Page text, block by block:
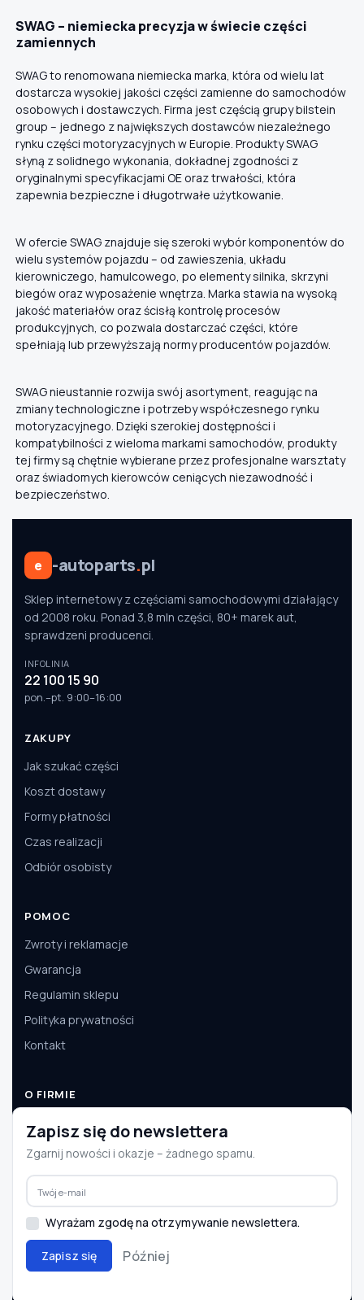
SWAG – niemiecka precyzja w świecie części
zamiennych
SWAG to renomowana niemiecka marka, która od wielu lat
dostarcza wysokiej jakości części zamienne do samochodów
osobowych i dostawczych. Firma jest częścią grupy bilstein
group – jednego z największych dostawców niezależnego
rynku części motoryzacyjnych w Europie. Produkty SWAG
słyną z solidnego wykonania, dokładnej zgodności z
oryginalnymi specyfikacjami OE oraz trwałości, która
zapewnia bezpieczne i długotrwałe użytkowanie.
W ofercie SWAG znajduje się szeroki wybór komponentów do
wielu systemów pojazdu – od zawieszenia, układu
kierowniczego, hamulcowego, po elementy silnika, skrzyni
biegów oraz wyposażenie wnętrza. Marka stawia na wysoką
jakość materiałów oraz ścisłą kontrolę procesów
produkcyjnych, co pozwala dostarczać części, które
spełniają lub przewyższają normy producentów pojazdów.
SWAG nieustannie rozwija swój asortyment, reagując na
zmiany technologiczne i potrzeby współczesnego rynku
motoryzacyjnego. Dzięki szerokiej dostępności i
kompatybilności z wieloma markami samochodów, produkty
tej firmy są chętnie wybierane przez profesjonalne warsztaty
oraz świadomych kierowców ceniących niezawodność i
bezpieczeństwo.
e -autoparts.pl
Sklep internetowy z częściami samochodowymi działający
od 2008 roku. Ponad 3,8 mln części, 80+ marek aut,
sprawdzeni producenci.
INFOLINIA
22 100 15 90
pon.–pt. 9:00–16:00
ZAKUPY
Jak szukać części
Koszt dostawy
Formy płatności
Czas realizacji
Odbiór osobisty
POMOC
Zwroty i reklamacje
Gwarancja
Regulamin sklepu
Polityka prywatności
Kontakt
O FIRMIE
O nas
Dane firmy
Aktualności
Współpraca B2B
© 2008–2026 e-autoparts.pl · Wszelkie prawa zastrzeżone
Zapisz się do newslettera
Zgarnij nowości i okazje – żadnego spamu.
Wyrażam zgodę na otrzymywanie newslettera.
Zapisz się Później